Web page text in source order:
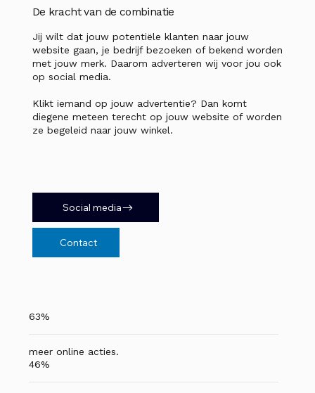
De kracht van de combinatie
Jij wilt dat jouw potentiële klanten naar jouw
website gaan, je bedrijf bezoeken of bekend worden
met jouw merk. Daarom adverteren wij voor jou ook
op social media.
Klikt iemand op jouw advertentie? Dan komt
diegene meteen terecht op jouw website of worden
ze begeleid naar jouw winkel.
Social media
Contact
63%
meer online acties.
46%